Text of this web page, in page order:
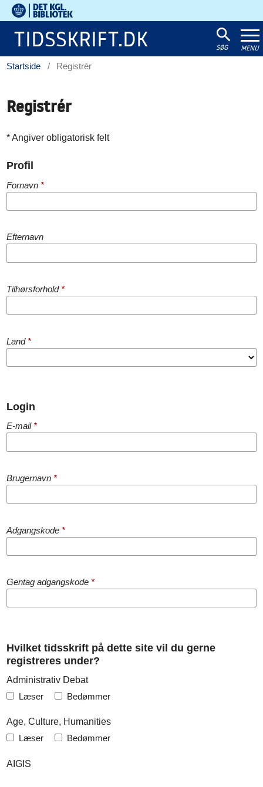
Det
Kgl.
Bibliotek
SØG MENU
TIDSSKRIFT.DK
Startside / Registrér
Registrér
* Angiver obligatorisk felt
Profil
Fornavn *
Efternavn
Tilhørsforhold *
Land *
Login
E-mail *
Brugernavn *
Adgangskode *
Gentag adgangskode *
Hvilket tidsskrift på dette site vil du gerne
registreres under?
Administrativ Debat
Læser Bedømmer
Age, Culture, Humanities
Læser Bedømmer
AIGIS